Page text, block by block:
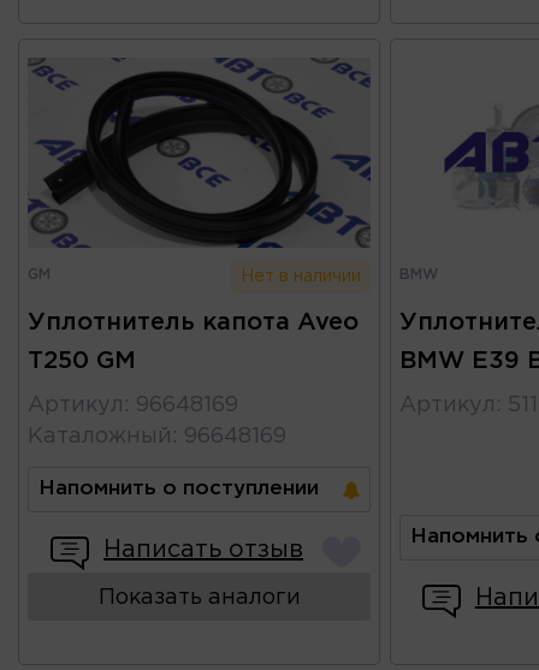
GM Нет в наличии
Уплотнитель капота Aveo
T250 GM
Артикул : 96648169
Каталожный : 96648169
Напомнить о поступлении
Написать отзыв
Показать аналоги
BMW
BMW E39
Артикул :
Напомнить